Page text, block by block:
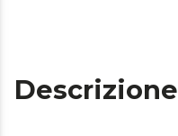
Descrizione